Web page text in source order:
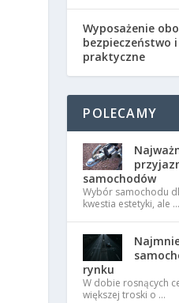
Wyposażenie
bezpieczeństwo
praktyczne
POLECAMY
samochodów
Wybór samochodu
kwestia estetyki, ale …
rynku
W dobie rosnących
większej troski o …